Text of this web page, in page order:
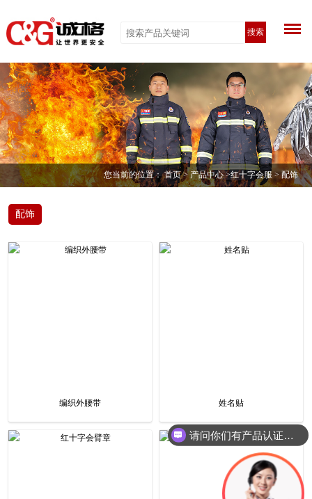
搜索
您当前的位置：首页>产品中心>红十字会服 > 配饰
配饰
编织外腰带 姓名贴